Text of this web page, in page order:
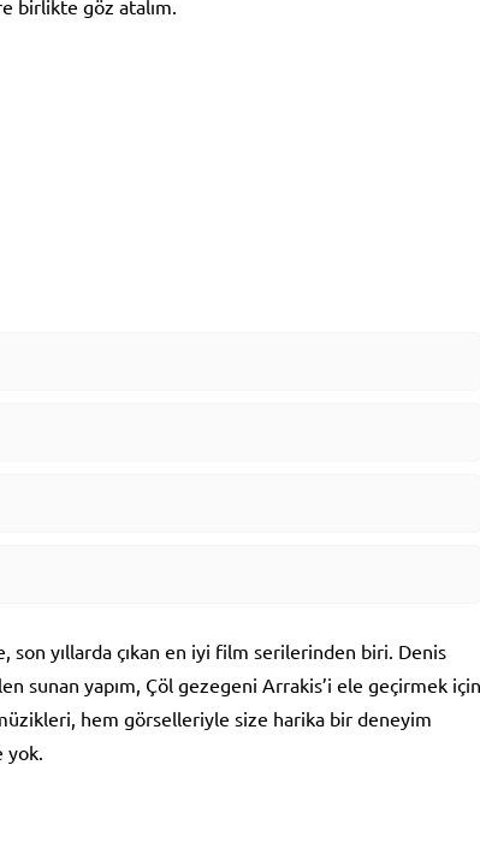
birlikte göz atalım.
son yıllarda çıkan en iyi film serilerinden biri. Denis
sunan yapım, Çöl gezegeni Arrakis’i ele geçirmek için
hem görselleriyle size harika bir deneyim
yok.